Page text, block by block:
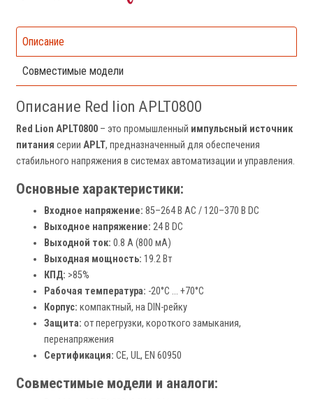
Описание
Совместимые модели
Описание Red lion APLT0800
Red Lion APLT0800 – это промышленный импульсный источник
питания серии APLT, предназначенный для обеспечения
стабильного напряжения в системах автоматизации и управления.
Основные характеристики:
Входное напряжение: 85–264 В AC / 120–370 В DC
Выходное напряжение: 24 В DC
Выходной ток: 0.8 А (800 мА)
Выходная мощность: 19.2 Вт
КПД: >85%
Рабочая температура: -20°C … +70°C
Корпус: компактный, на DIN-рейку
Защита: от перегрузки, короткого замыкания,
перенапряжения
Сертификация: CE, UL, EN 60950
Совместимые модели и аналоги: